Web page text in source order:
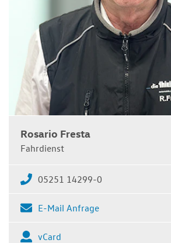
Rosario Fresta
Fahrdienst
05251 14299-0
E-Mail Anfrage
vCard